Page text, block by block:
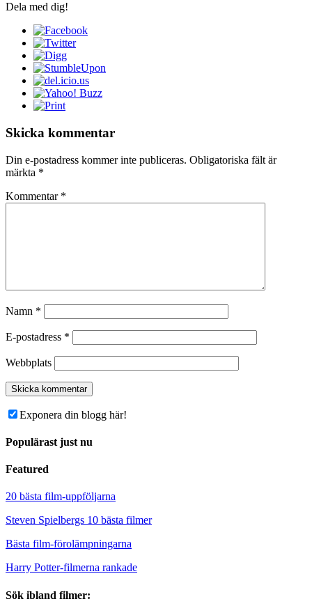
Dela med dig!
Skicka kommentar
Din e-postadress kommer inte publiceras. Obligatoriska fält är
märkta *
Kommentar *
Namn *
E-postadress *
Webbplats
Exponera din blogg här!
Populärast just nu
Featured
20 bästa film-uppföljarna
Steven Spielbergs 10 bästa filmer
Bästa film-förolämpningarna
Harry Potter-filmerna rankade
Sök ibland filmer: